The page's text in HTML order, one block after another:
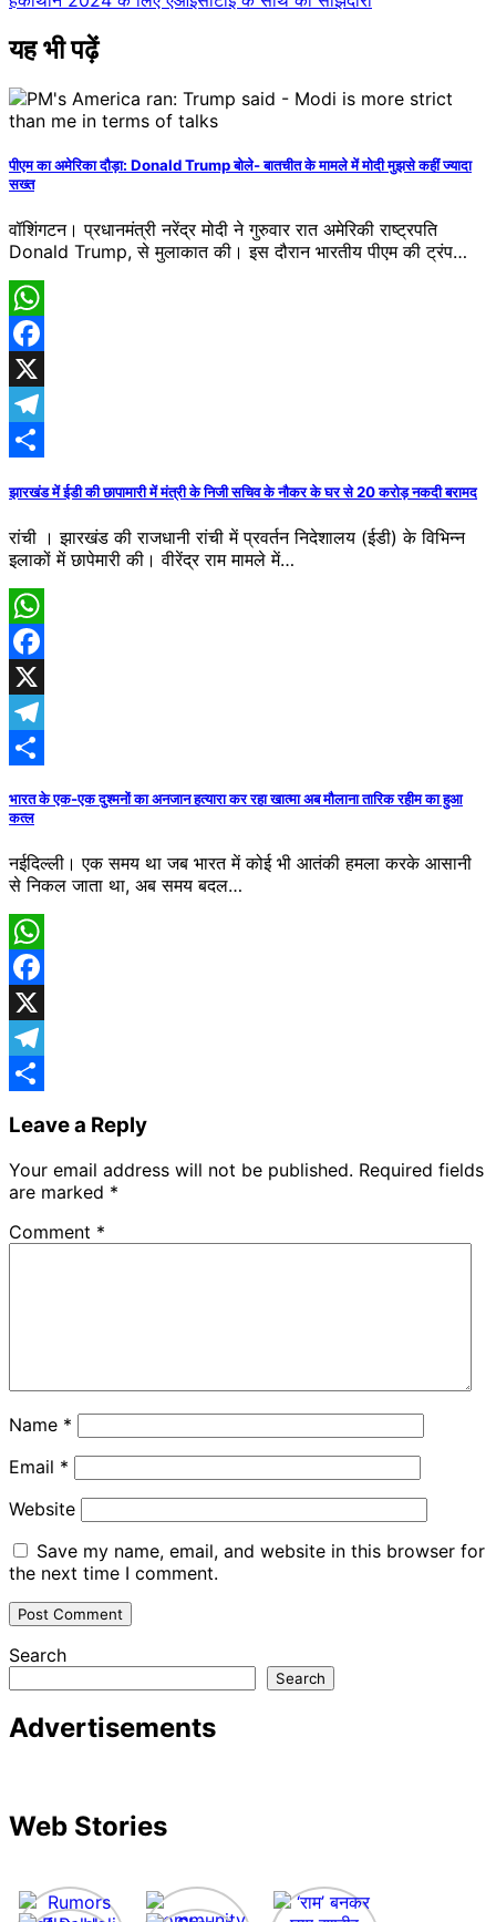
यह भी पढ़ें
पीएम का अमेरिका दौड़ा: Donald Trump बोले- बातचीत के मामले में मोदी मुझसे कहीं ज्यादा
सख्त
वॉशिंगटन। प्रधानमंत्री नरेंद्र मोदी ने गुरुवार रात अमेरिकी राष्ट्रपति
Donald Trump, से मुलाकात की। इस दौरान भारतीय पीएम की ट्रंप…
WhatsApp
Facebook
X
Telegram
झारखंड में ईडी की छापामारी में मंत्री के निजी सचिव के नौकर के घर से 20 करोड़ नकदी बरामद
रांची । झारखंड की राजधानी रांची में प्रवर्तन निदेशालय (ईडी) के विभिन्न
इलाकों में छापेमारी की। वीरेंद्र राम मामले में…
WhatsApp
Facebook
X
Telegram
​भारत के एक-एक दुश्मनों का अनजान हत्यारा कर रहा खात्मा अब मौलाना तारिक रहीम का हुआ
कत्ल
नईदिल्ली। एक समय था जब भारत में कोई भी आतंकी हमला करके आसानी
से निकल जाता था, अब समय बदल…
WhatsApp
Facebook
X
Telegram
Leave a Reply
Your email address will not be published. Required fields
are marked *
Comment *
Name *
Email *
Website
Save my name, email, and website in this browser for
the next time I comment.
Search
Search
Advertisements
Web Stories